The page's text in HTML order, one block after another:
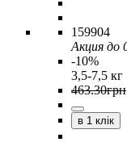
159904
Акция до
-10%
3,5-7,5 кг
463.30грн
в 1 клік